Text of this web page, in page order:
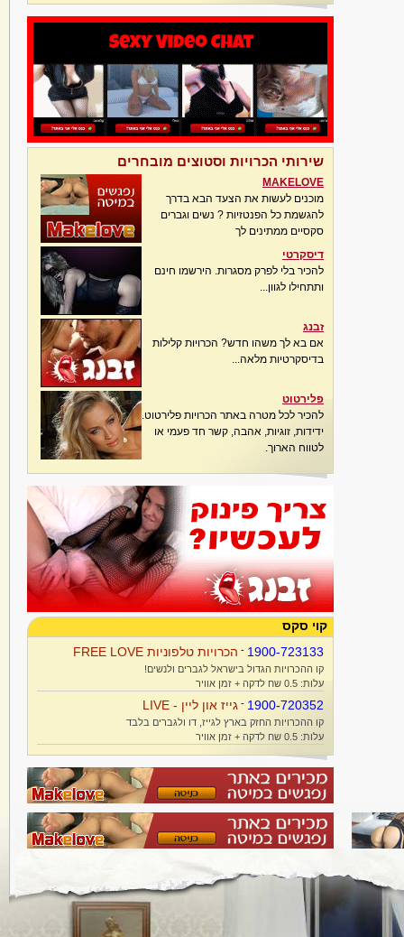
שירותי הכרויות וסטוצים מובחרים
MAKELOVE
מוכנים לעשות את הצעד הבא בדרך
להגשמת כל הפנטזיות ? נשים וגברים
סקסיים ממתינים לך
דיסקרטי
להכיר בלי לפרק מסגרות. הירשמו חינם
ותתחילו לגוון...
זבנג
אם בא לך משהו חדש? הכרויות קלילות
בדיסקרטיות מלאה...
פלירטוט
להכיר לכל מטרה באתר הכרויות פלירטוט.
ידידות, זוגיות, אהבה, קשר חד פעמי או
לטווח הארוך.
קוי סקס
1900-723133
- הכרויות טלפוניות FREE LOVE
קו ההכרויות הגדול בישראל לגברים ולנשים!
עלות: 0.5 שח לדקה + זמן אוויר
1900-720352
- גייז און ליין - LIVE
קו ההכרויות החזק בארץ לגייז, דו ולגברים בלבד
עלות: 0.5 שח לדקה + זמן אוויר